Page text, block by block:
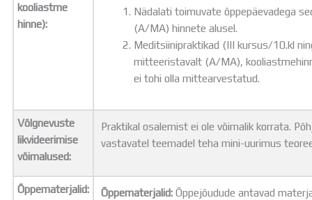
kooliastme
hinne):
Nädalati toimuvate õppepäevadega
(A/MA) hinnete alusel.
Meditsiinipraktikad (III kursus/10.kl
mitteeristavalt (A/MA),
ei tohi olla mittearvestatud.
Võlgnevuste
likvideerimise
võimalused:
Praktikal osalemist ei ole võimalik korrata.
vastavatel teemadel teha mini-uurimus
Õppematerjalid: Õppematerjalid: Õppejõudude antavad